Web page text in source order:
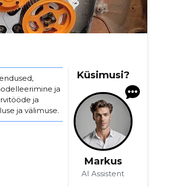
ja
ja
ja välimuse.
Küsimusi?
Markus
AI Assistent